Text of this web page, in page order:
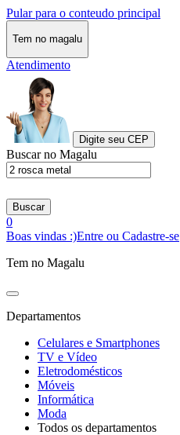
Pular para o conteudo principal
Tem no magalu
Atendimento
Digite seu CEP
Buscar no Magalu
Buscar
0
Boas vindas :)Entre ou Cadastre-se
Tem no Magalu
Departamentos
Celulares e Smartphones
TV e Vídeo
Eletrodomésticos
Móveis
Informática
Moda
Todos os departamentos